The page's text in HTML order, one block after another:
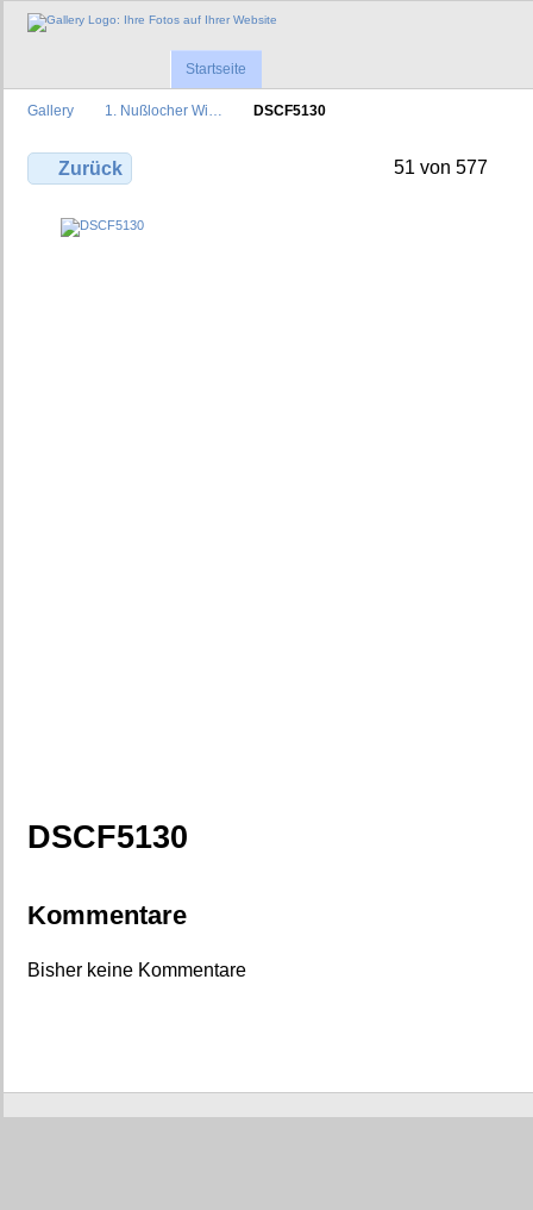
Startseite
Gallery 1. Nußlocher Wi… DSCF5130
Zurück 51 von 577
DSCF5130
Kommentare
Bisher keine Kommentare